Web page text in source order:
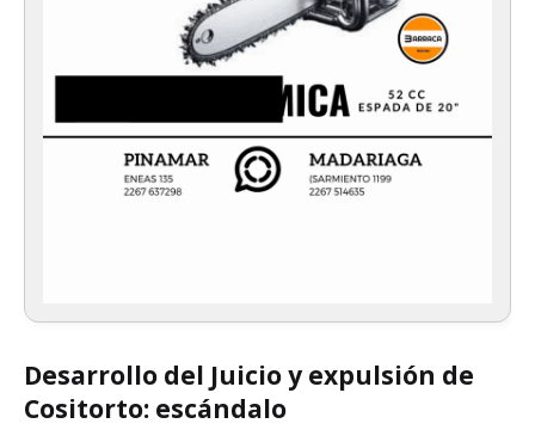
Desarrollo del Juicio y expulsión de
Cositorto: escándalo